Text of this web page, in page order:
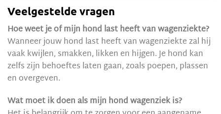
Veelgestelde vragen
Hoe weet je of mijn hond last heeft van wagenziekte?
Wanneer jouw hond last heeft van wagenziekte zal hij
vaak kwijlen, smakken, likken en hijgen. Je hond kan
zelfs zijn behoeftes laten gaan, zoals poepen, plassen
en overgeven.
Wat moet ik doen als mijn hond wagenziek is?